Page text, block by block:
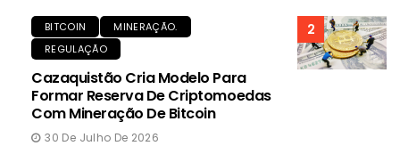
2
BITCOIN
MINERAÇÃO.
REGULAÇÃO
Cazaquistão Cria Modelo Para
Formar Reserva De Criptomoedas
Com Mineração De Bitcoin
30 De Julho De 2026